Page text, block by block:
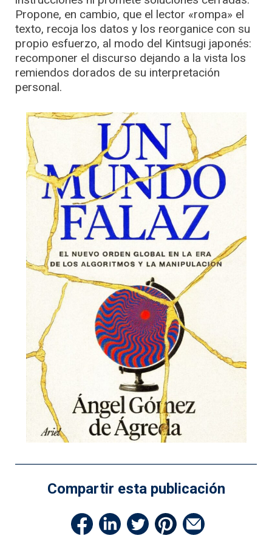
Propone, en cambio, que el lector «rompa» el
texto, recoja los datos y los reorganice con su
propio esfuerzo, al modo del Kintsugi japonés:
recomponer el discurso dejando a la vista los
remiendos dorados de su interpretación
personal.
Compartir esta publicación